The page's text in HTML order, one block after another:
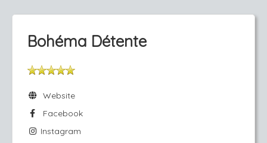
Bohéma Détente
Website
Facebook
Instagram